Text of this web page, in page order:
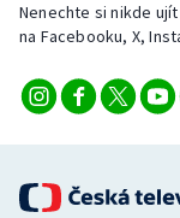
Nenechte si nikde
na Facebooku, X,